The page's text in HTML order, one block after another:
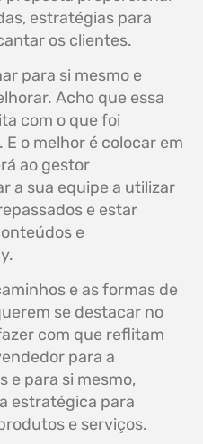
estratégias para
os clientes.
para si mesmo e
Acho que essa
com o que foi
o melhor é colocar em
ao gestor
a sua equipe a utilizar
e estar
e
e as formas de
se destacar no
com que reflitam
para a
e para si mesmo,
estratégica para
e serviços.